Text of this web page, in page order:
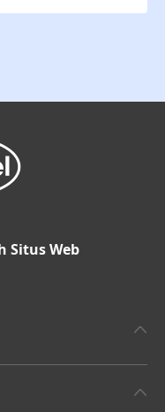
Situs Web